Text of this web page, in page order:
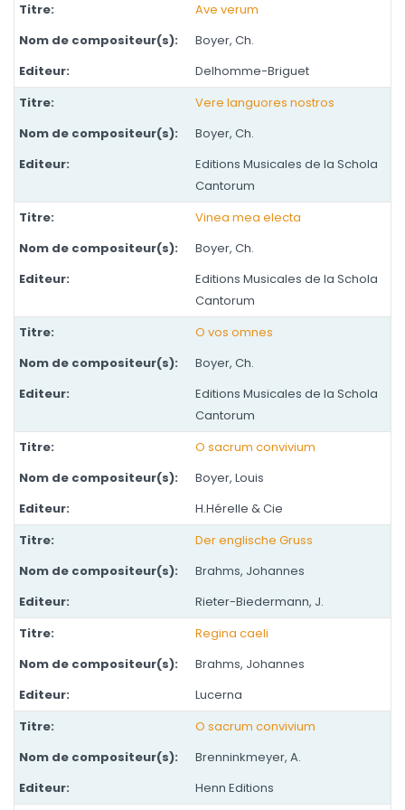
Ave verum
Boyer, Ch.
Delhomme-Briguet
Vere languores nostros
Boyer, Ch.
Editions Musicales de la Schola
Cantorum
Vinea mea electa
Boyer, Ch.
Editions Musicales de la Schola
Cantorum
O vos omnes
Boyer, Ch.
Editions Musicales de la Schola
Cantorum
O sacrum convivium
Boyer, Louis
H.Hérelle & Cie
Der englische Gruss
Brahms, Johannes
Rieter-Biedermann, J.
Regina caeli
Brahms, Johannes
Lucerna
O sacrum convivium
Brenninkmeyer, A.
Henn Editions